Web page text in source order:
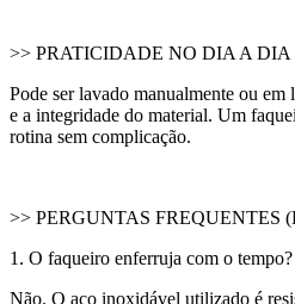
>> PRATICIDADE NO DIA A DIA
Pode ser lavado manualmente ou
e a integridade do material. Um
rotina sem complicação.
>> PERGUNTAS FREQUENTES
1. O faqueiro enferruja com o tempo?
Não. O aço inoxidável utilizado é